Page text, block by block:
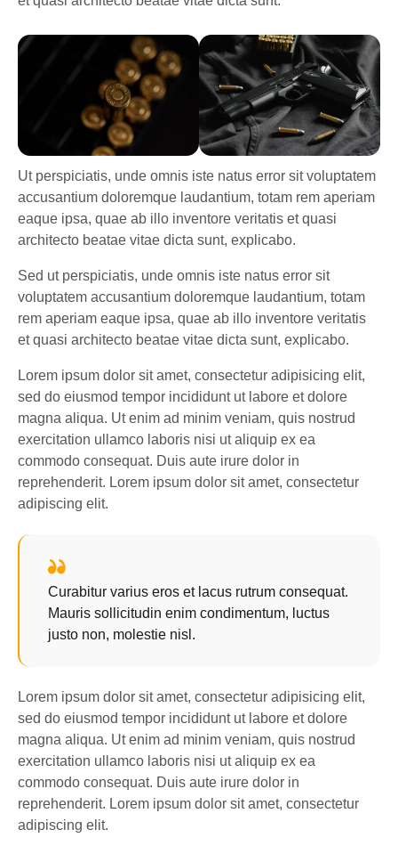
Ut perspiciatis, unde omnis iste natus error sit voluptatem
accusantium doloremque laudantium, totam rem aperiam
eaque ipsa, quae ab illo inventore veritatis et quasi
architecto beatae vitae dicta sunt, explicabo.
Sed ut perspiciatis, unde omnis iste natus error sit
voluptatem accusantium doloremque laudantium, totam
rem aperiam eaque ipsa, quae ab illo inventore veritatis
et quasi architecto beatae vitae dicta sunt, explicabo.
Lorem ipsum dolor sit amet, consectetur adipisicing elit,
sed do eiusmod tempor incididunt ut labore et dolore
magna aliqua. Ut enim ad minim veniam, quis nostrud
exercitation ullamco laboris nisi ut aliquip ex ea
commodo consequat. Duis aute irure dolor in
reprehenderit. Lorem ipsum dolor sit amet, consectetur
adipiscing elit.
Curabitur varius eros et lacus rutrum consequat.
Mauris sollicitudin enim condimentum, luctus
justo non, molestie nisl.
Lorem ipsum dolor sit amet, consectetur adipisicing elit,
sed do eiusmod tempor incididunt ut labore et dolore
magna aliqua. Ut enim ad minim veniam, quis nostrud
exercitation ullamco laboris nisi ut aliquip ex ea
commodo consequat. Duis aute irure dolor in
reprehenderit. Lorem ipsum dolor sit amet, consectetur
adipiscing elit.